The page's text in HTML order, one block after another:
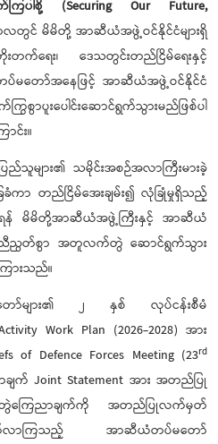
ါစို့ (Securing Our Future,
တွင် မိမိတို့ အာဆီယံအဖွဲ့ဝင်နိုင်ငံများရှိ
ရေး၊ ဒေသတွင်းတည်ငြိမ်ရေးနှင့်
မတော်အနေဖြင့် အာဆီယံအဖွဲ့ဝင်နိုင်ငံ
းပေါင်းဆောင်ရွက်သွားမည်ဖြစ်ပါ
င်း။
ျား၏ သမိုင်းအစဉ်အလာကြီးမားခဲ့
ေခံကာ တည်ငြိမ်အေးချမ်း၍ လုံခြုံမှုရှိသည့်
ရန် မိမိတို့အာဆီယံအဖွဲ့ကြီးနှင့် အာဆီယံ
းညီညွတ်စွာ အတူလက်တွဲ ဆောင်ရွက်သွား
ြားသည်။
ာ်များ၏ ၂ နှစ် လုပ်ငန်းစီမံ
Work Plan (2026-2028) အား
of Defence Forces Meeting (23rd
ျက် Joint Statement အား အတည်ပြု
ပူးတွဲကြေညာချက်ကို အတည်ပြုလက်မှတ်
လာကြသည့် အာဆီယံတပ်မတော်